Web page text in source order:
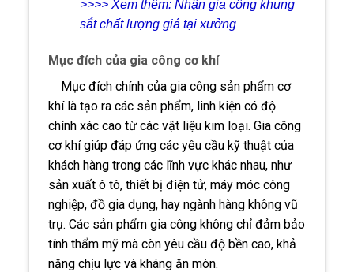
>>>> Xem thêm:Nhận gia công khung
sắt chất lượng giá tại xưởng
Mục đích của gia công cơ khí
Mục đích chính của gia công sản phẩm cơ
khí là tạo ra các sản phẩm, linh kiện có độ
chính xác cao từ các vật liệu kim loại. Gia công
cơ khí giúp đáp ứng các yêu cầu kỹ thuật của
khách hàng trong các lĩnh vực khác nhau, như
sản xuất ô tô, thiết bị điện tử, máy móc công
nghiệp, đồ gia dụng, hay ngành hàng không vũ
trụ. Các sản phẩm gia công không chỉ đảm bảo
tính thẩm mỹ mà còn yêu cầu độ bền cao, khả
năng chịu lực và kháng ăn mòn.